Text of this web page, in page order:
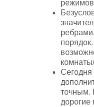
Сегодня
точным.